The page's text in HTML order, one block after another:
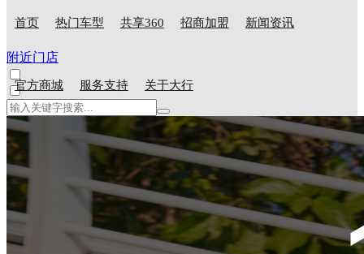
首页 热门车型 共享360 招商加盟 新闻资讯
官方商城 服务支持 关于大行
附近门店